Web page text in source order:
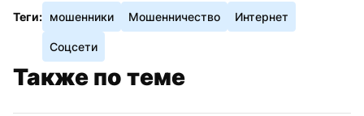
Теги: мошенники Мошенничество Интернет
Соцсети
Также по теме